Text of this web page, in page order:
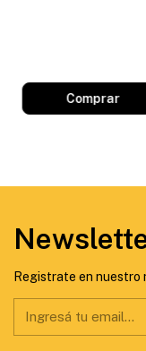
Comprar
Registrate en nuestro